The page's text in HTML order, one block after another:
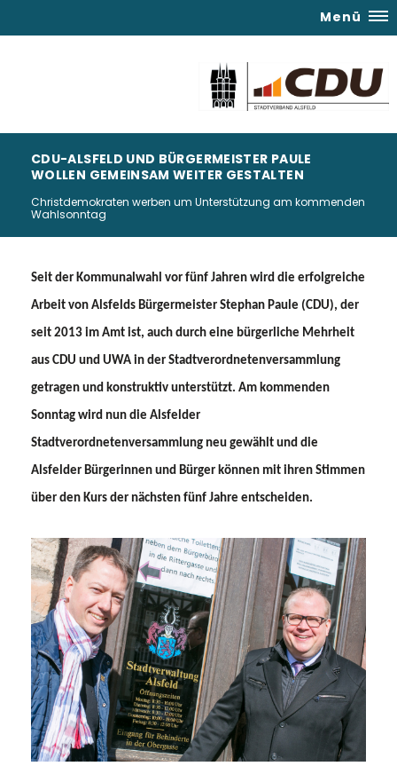
Menü
CDU-ALSFELD UND BÜRGERMEISTER PAULE
WOLLEN GEMEINSAM WEITER GESTALTEN
Christdemokraten werben um Unterstützung am kommenden
Wahlsonntag
Seit der Kommunalwahl vor fünf Jahren wird die erfolgreiche
Arbeit von Alsfelds Bürgermeister Stephan Paule (CDU), der
seit 2013 im Amt ist, auch durch eine bürgerliche Mehrheit
aus CDU und UWA in der Stadtverordnetenversammlung
getragen und konstruktiv unterstützt. Am kommenden
Sonntag wird nun die Alsfelder
Stadtverordnetenversammlung neu gewählt und die
Alsfelder Bürgerinnen und Bürger können mit ihren Stimmen
über den Kurs der nächsten fünf Jahre entscheiden.